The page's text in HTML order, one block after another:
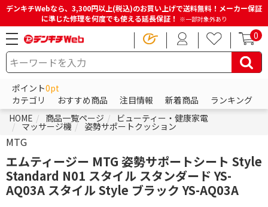
デンキチWebなら、3,300円以上(税込)のお買い上げで送料無料！メーカー保証
に準じた修理を何度でも使える延長保証！ ※一部対象外あり
0
ポイント0pt
カテゴリ
おすすめ商品 注目情報 新着商品
ランキング
HOME
商品一覧ページ ビューティー・健康家電
マッサージ機 姿勢サポートクッション
MTG
エムティージー MTG 姿勢サポートシート Style
Standard N01 スタイル スタンダード YS-
AQ03A スタイル Style ブラック YS-AQ03A